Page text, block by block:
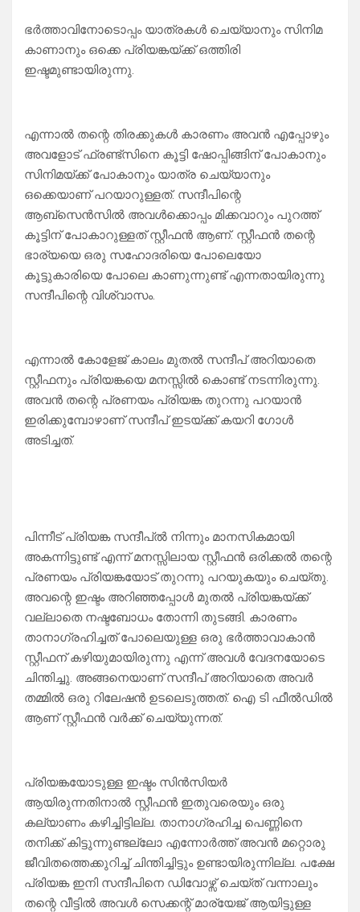
ഭർത്താവിനോടൊപ്പം യാത്രകൾ ചെയ്യാനും സിനിമ
കാണാനും ഒക്കെ പ്രിയങ്കയ്ക്ക് ഒത്തിരി
ഇഷ്ടമുണ്ടായിരുന്നു.
എന്നാൽ തന്റെ തിരക്കുകൾ കാരണം അവൻ എപ്പോഴും
അവളോട് ഫ്രണ്ട്സിനെ കൂട്ടി ഷോപ്പിങ്ങിന് പോകാനും
സിനിമയ്ക്ക് പോകാനും യാത്ര ചെയ്യാനും
ഒക്കെയാണ് പറയാറുള്ളത്. സന്ദീപിന്റെ
ആബ്സെൻസിൽ അവൾക്കൊപ്പം മിക്കവാറും പുറത്ത്
കൂട്ടിന് പോകാറുള്ളത് സ്റ്റീഫൻ ആണ്. സ്റ്റീഫൻ തന്റെ
ഭാര്യയെ ഒരു സഹോദരിയെ പോലെയോ
കൂട്ടുകാരിയെ പോലെ കാണുന്നുണ്ട് എന്നതായിരുന്നു
സന്ദീപിന്റെ വിശ്വാസം.
എന്നാൽ കോളേജ് കാലം മുതൽ സന്ദീപ് അറിയാതെ
സ്റ്റീഫനും പ്രിയങ്കയെ മനസ്സിൽ കൊണ്ട് നടന്നിരുന്നു.
അവൻ തന്റെ പ്രണയം പ്രിയങ്ക തുറന്നു പറയാൻ
ഇരിക്കുമ്പോഴാണ് സന്ദീപ് ഇടയ്ക്ക് കയറി ഗോൾ
അടിച്ചത്.
പിന്നീട് പ്രിയങ്ക സന്ദീപ്ൽ നിന്നും മാനസികമായി
അകന്നിട്ടുണ്ട് എന്ന് മനസ്സിലായ സ്റ്റീഫൻ ഒരിക്കൽ തന്റെ
പ്രണയം പ്രിയങ്കയോട് തുറന്നു പറയുകയും ചെയ്തു.
അവന്റെ ഇഷ്ടം അറിഞ്ഞപ്പോൾ മുതൽ പ്രിയങ്കയ്ക്ക്
വല്ലാതെ നഷ്ടബോധം തോന്നി തുടങ്ങി. കാരണം
താനാഗ്രഹിച്ചത് പോലെയുള്ള ഒരു ഭർത്താവാകാൻ
സ്റ്റീഫന് കഴിയുമായിരുന്നു എന്ന് അവൾ വേദനയോടെ
ചിന്തിച്ചു. അങ്ങനെയാണ് സന്ദീപ് അറിയാതെ അവർ
തമ്മിൽ ഒരു റിലേഷൻ ഉടലെടുത്തത്. ഐ ടി ഫീൽഡിൽ
ആണ് സ്റ്റീഫൻ വർക്ക്‌ ചെയ്യുന്നത്.
പ്രിയങ്കയോടുള്ള ഇഷ്ടം സിൻസിയർ
ആയിരുന്നതിനാൽ സ്റ്റീഫൻ ഇതുവരെയും ഒരു
കല്യാണം കഴിച്ചിട്ടില്ല. താനാഗ്രഹിച്ച പെണ്ണിനെ
തനിക്ക് കിട്ടുന്നുണ്ടല്ലോ എന്നോർത്ത് അവൻ മറ്റൊരു
ജീവിതത്തെക്കുറിച്ച് ചിന്തിച്ചിട്ടും ഉണ്ടായിരുന്നില്ല. പക്ഷേ
പ്രിയങ്ക ഇനി സന്ദീപിനെ ഡിവോഴ്സ് ചെയ്ത് വന്നാലും
തന്റെ വീട്ടിൽ അവൾ സെക്കന്റ്‌ മാര്യേജ് ആയിട്ടുള്ള